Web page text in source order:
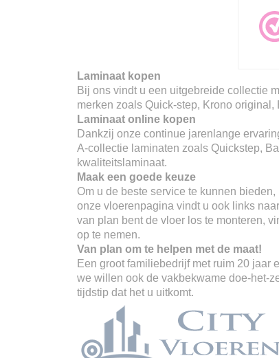
Laminaat kopen
Bij ons vindt u een uitgebreide collectie
merken zoals Quick-step, Krono original,
Laminaat online kopen
Dankzij onze continue jarenlange
A-collectie laminaten zoals Quickstep,
kwaliteitslaminaat.
Maak een goede keuze
Om u de beste service te kunnen
onze vloerenpagina vindt u ook links
van plan bent de vloer los te monteren,
op te nemen.
Van plan om te helpen met de maat!
Een groot familiebedrijf met ruim 20
we willen ook de vakbekwame doe-het-
tijdstip dat het u uitkomt.